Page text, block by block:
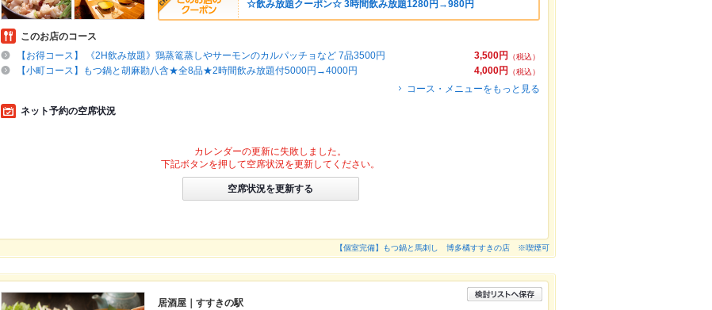
☆飲み放題クーポン☆ 3時間飲み放題1280円→980円
このお店のコース
3,500円
（税込）
【お得コース】 《2H飲み放題》鶏蒸篭蒸しやサーモンのカルパッチョなど 7品3500円
4,000円
（税込）
【小町コース】もつ鍋と胡麻勘八含★全8品★2時間飲み放題付5000円→4000円
コース・メニューをもっと見る
ネット予約の空席状況
カレンダーの更新に失敗しました。
下記ボタンを押して空席状況を更新してください。
空席状況を更新する
【個室完備】もつ鍋と馬刺し 博多橘すすきの店 ※喫煙可
居酒屋｜すすきの駅